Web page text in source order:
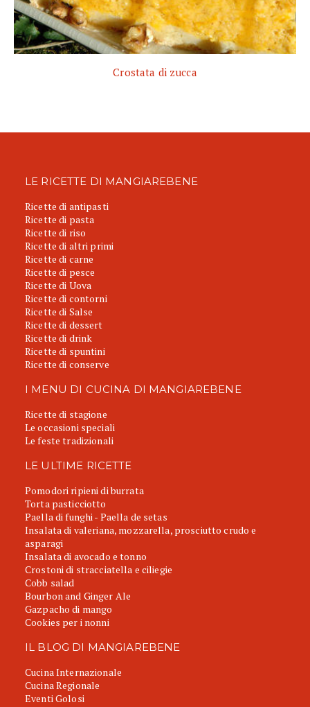
Crostata di zucca
LE RICETTE DI MANGIAREBENE
Ricette di antipasti
Ricette di pasta
Ricette di riso
Ricette di altri primi
Ricette di carne
Ricette di pesce
Ricette di Uova
Ricette di contorni
Ricette di Salse
Ricette di dessert
Ricette di drink
Ricette di spuntini
Ricette di conserve
I MENU DI CUCINA DI MANGIAREBENE
Ricette di stagione
Le occasioni speciali
Le feste tradizionali
LE ULTIME RICETTE
Pomodori ripieni di burrata
Torta pasticciotto
Paella di funghi - Paella de setas
Insalata di valeriana, mozzarella, prosciutto crudo e
asparagi
Insalata di avocado e tonno
Crostoni di stracciatella e ciliegie
Cobb salad
Bourbon and Ginger Ale
Gazpacho di mango
Cookies per i nonni
IL BLOG DI MANGIAREBENE
Cucina Internazionale
Cucina Regionale
Eventi Golosi